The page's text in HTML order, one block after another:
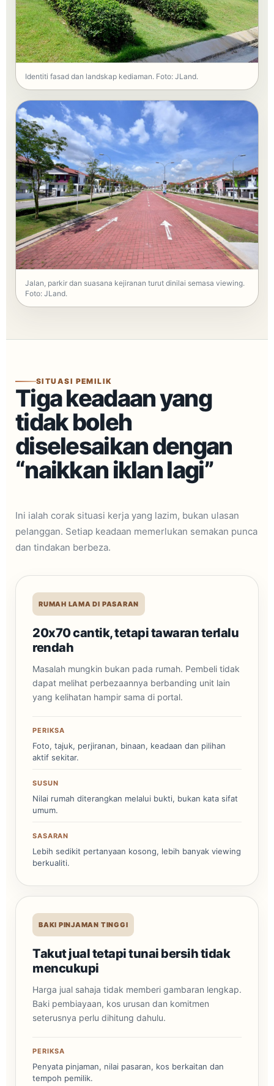
Identiti fasad dan landskap kediaman. Foto: JLand.
Jalan, parkir dan suasana kejiranan turut dinilai semasa viewing.
Foto: JLand.
SITUASI PEMILIK
Tiga keadaan yang
tidak boleh
diselesaikan dengan
“naikkan iklan lagi”
Ini ialah corak situasi kerja yang lazim, bukan ulasan
pelanggan. Setiap keadaan memerlukan semakan punca
dan tindakan berbeza.
RUMAH LAMA DI PASARAN
20x70 cantik, tetapi tawaran terlalu
rendah
Masalah mungkin bukan pada rumah. Pembeli tidak
dapat melihat perbezaannya berbanding unit lain
yang kelihatan hampir sama di portal.
PERIKSA
Foto, tajuk, perjiranan, binaan, keadaan dan pilihan
aktif sekitar.
SUSUN
Nilai rumah diterangkan melalui bukti, bukan kata sifat
umum.
SASARAN
Lebih sedikit pertanyaan kosong, lebih banyak viewing
berkualiti.
BAKI PINJAMAN TINGGI
Takut jual tetapi tunai bersih tidak
mencukupi
Harga jual sahaja tidak memberi gambaran lengkap.
Baki pembiayaan, kos urusan dan komitmen
seterusnya perlu dihitung dahulu.
PERIKSA
Penyata pinjaman, nilai pasaran, kos berkaitan dan
tempoh pemilik.